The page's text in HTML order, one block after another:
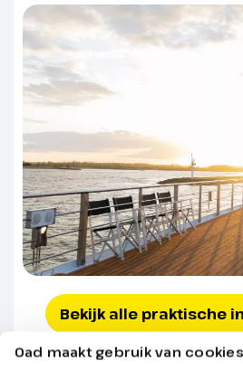
Oad maakt gebruik van cookies
Bekijk alle praktische